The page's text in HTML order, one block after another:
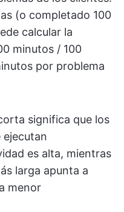
(o completado 100
calcular la
minutos / 100
por problema
significa que los
ejecutan
es alta, mientras
larga apunta a
menor